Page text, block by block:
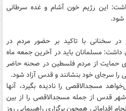
این رژیم خون آشام و غده سرطانی
شود.
در سخنانی با تاکید بر حضور مردم در
داشت: مسلمانان باید در آخرین جمعه ماه
حمایت از مردم فلسطین در صحنه حاضر
را سرجای خود بنشانند و قدس آزاد شود.
مسجدالاقصی را نادیده بگیرد،‌ آنها
قدس از جمله مسجدالاقصی را از بین
اقداماتی همچون برگزاری راهپیمایی روز